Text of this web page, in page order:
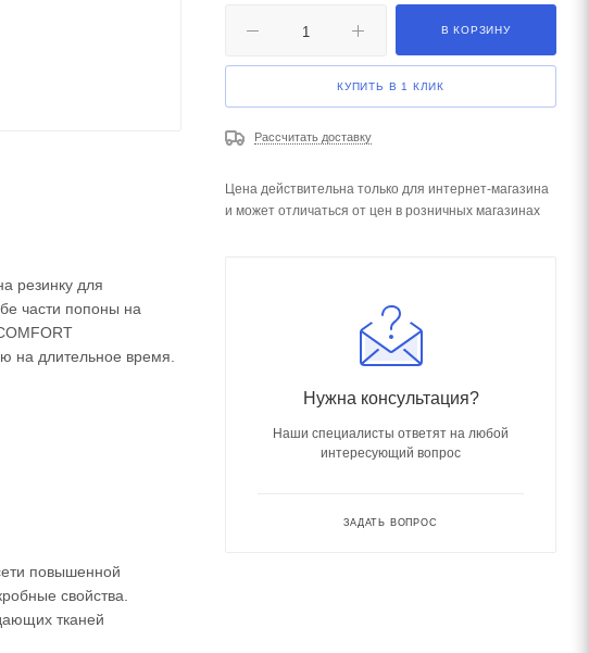
резинку для
части попоны на
на длительное время.
повышенной
свойства.
тканей
В КОРЗИНУ
КУПИТЬ В 1 КЛИК
Рассчитать доставку
Цена действительна только для интернет-магазина
и может отличаться от цен в розничных магазинах
Нужна консультация?
Наши специалисты ответят на любой
интересующий вопрос
ЗАДАТЬ ВОПРОС